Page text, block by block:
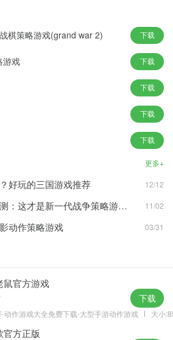
团队协作的精神，拉近了人与人之间的交
传了中国文化中的精华，—举两得。
战斗游戏体验，夺回遗失的真经。
务，还有刷副本来获取商城里面出售的道
，玩家需要同自己的徒弟一起夺回真经。
世界，招募众多神兵神将，下一个仙界霸
界将在这里为你打开大门，走进其中体验神
、佛四族神将等你来招揽，开启三界全面
主传说！
棋策略游戏(grand war 2) 下载
游戏 下载
下载
下载
下载
更多+
好玩的三国游戏推荐 12/12
《重返帝国》深度评测：这才是新一代战争策略游戏应有的体验 11/02
动作策略游戏 03/31
鼠官方游戏
动作游戏大全免费下载-大型手游动作游戏 大小
下载
官方正版